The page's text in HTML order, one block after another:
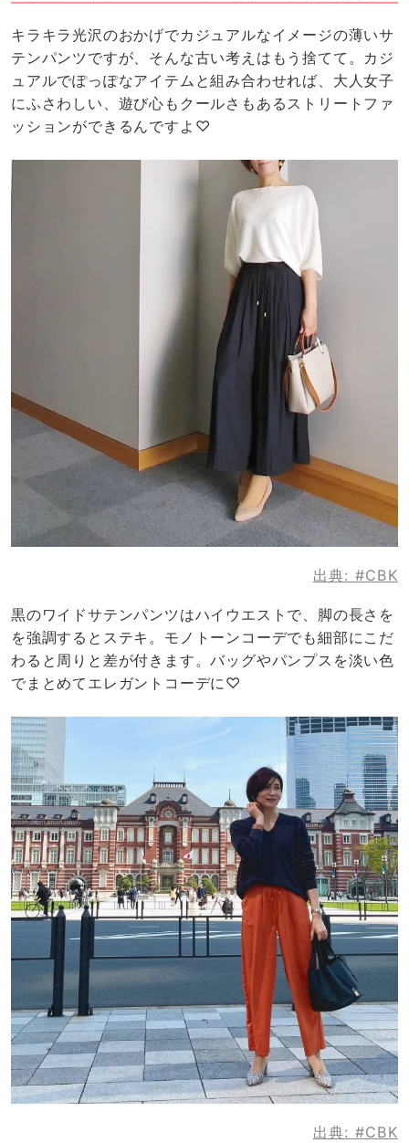
キラキラ光沢のおかげでカジュアルなイメージの薄いサ
テンパンツですが、そんな古い考えはもう捨てて。カジ
ュアルでぽっぽなアイテムと組み合わせれば、大人女子
にふさわしい、遊び心もクールさもあるストリートファ
ッションができるんですよ♡
出典: #CBK
黒のワイドサテンパンツはハイウエストで、脚の長さを
を強調するとステキ。モノトーンコーデでも細部にこだ
わると周りと差が付きます。バッグやパンプスを淡い色
でまとめてエレガントコーデに♡
出典: #CBK